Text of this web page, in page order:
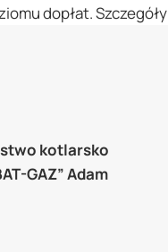
dopłat.
kotlarsko
GAZ” Adam